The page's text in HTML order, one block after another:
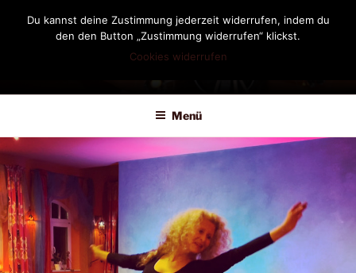
DIANDRA-CIRCLE
Menü
Du kannst deine Zustimmung jederzeit widerrufen, indem du
den den Button „Zustimmung widerrufen“ klickst.
Cookies widerrufen